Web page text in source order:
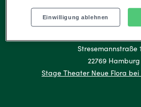
Adresse
Stresemannstraße
22769 Hamburg
Stage Theater Neue Flora
Einwilligung ablehnen